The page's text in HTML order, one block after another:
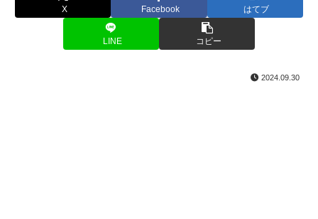
X Facebook はてブ
LINE コピー
2024.09.30